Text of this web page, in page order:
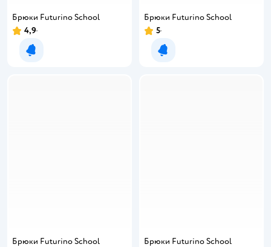
Брюки Futurino School
Рейтинг:
4,9
Уведомить о появлении
Брюки Futurino School
Рейтинг:
5
Уведомить о появлении
Брюки Futurino School Брюки Futurino School